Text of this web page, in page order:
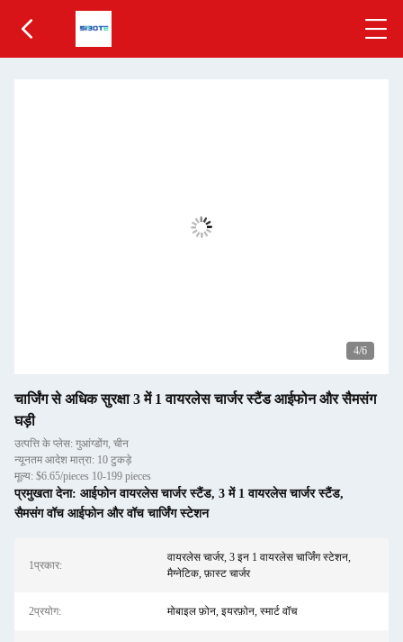
5/6
चार्जिंग से अधिक सुरक्षा 3 में 1 वायरलेस चार्जर स्टैंड आईफोन और सैमसंग
घड़ी
उत्पत्ति के प्लेस: गुआंग्डोंग, चीन
न्यूनतम आदेश मात्रा: 10 टुकड़े
मूल्य: $6.65/pieces 10-199 pieces
प्रमुखता देना: आईफोन वायरलेस चार्जर स्टैंड, 3 में 1 वायरलेस चार्जर स्टैंड,
सैमसंग वॉच आईफोन और वॉच चार्जिंग स्टेशन
1प्रकार:
वायरलेस चार्जर, 3 इन 1 वायरलेस चार्जिंग स्टेशन,
मैग्नेटिक, फ़ास्ट चार्जर
2प्रयोग: मोबाइल फ़ोन, इयरफ़ोन, स्मार्ट वॉच